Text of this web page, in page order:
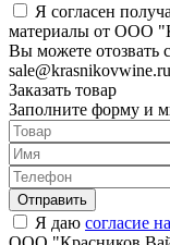
Я согласен
материалы от ООО
Вы можете отозвать
sale@krasnikovwine.ru
Заказать товар
Заполните форму и
Отправить
Я даю согласие